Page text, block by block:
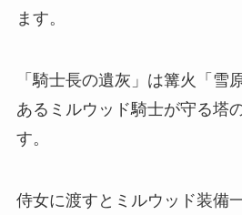
ます。
「騎士長の遺灰」は篝火「雪
あるミルウッド騎士が守る塔
す。
侍女に渡すとミルウッド装備